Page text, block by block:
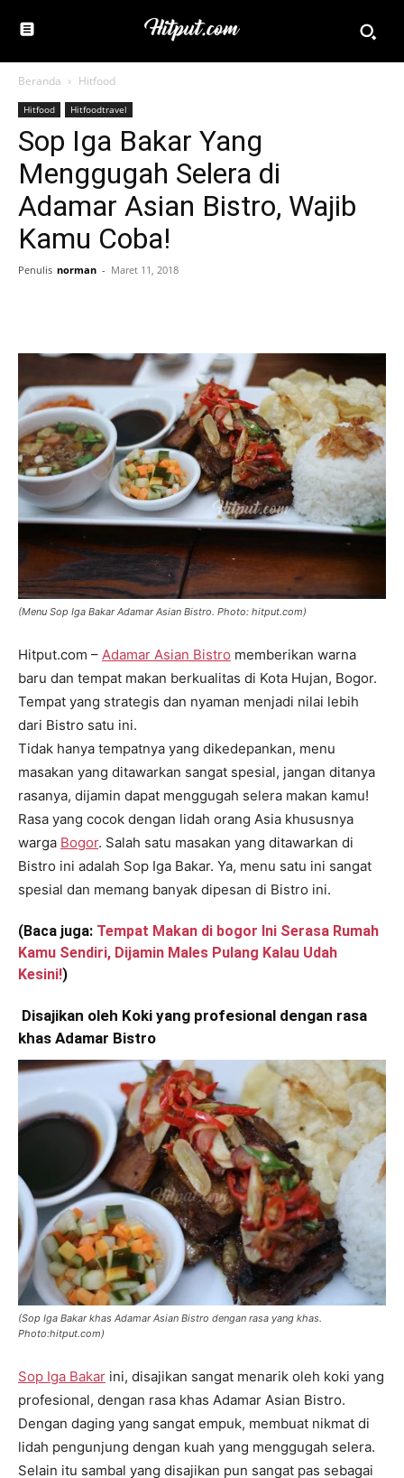
Beranda Hitfood
Hitfood Hitfoodtravel
Sop Iga Bakar Yang
Menggugah Selera di
Adamar Asian Bistro, Wajib
Kamu Coba!
Penulis norman - Maret 11, 2018
(Menu Sop Iga Bakar Adamar Asian Bistro. Photo: hitput.com)
Hitput.com – Adamar Asian Bistro memberikan warna
baru dan tempat makan berkualitas di Kota Hujan, Bogor.
Tempat yang strategis dan nyaman menjadi nilai lebih
dari Bistro satu ini.
Tidak hanya tempatnya yang dikedepankan, menu
masakan yang ditawarkan sangat spesial, jangan ditanya
rasanya, dijamin dapat menggugah selera makan kamu!
Rasa yang cocok dengan lidah orang Asia khususnya
warga Bogor. Salah satu masakan yang ditawarkan di
Bistro ini adalah Sop Iga Bakar. Ya, menu satu ini sangat
spesial dan memang banyak dipesan di Bistro ini.
(Baca juga: Tempat Makan di bogor Ini Serasa Rumah
Kamu Sendiri, Dijamin Males Pulang Kalau Udah
Kesini!)
Disajikan oleh Koki yang profesional dengan rasa
khas Adamar Bistro
(Sop Iga Bakar khas Adamar Asian Bistro dengan rasa yang khas.
Photo:hitput.com)
Sop Iga Bakar ini, disajikan sangat menarik oleh koki yang
profesional, dengan rasa khas Adamar Asian Bistro.
Dengan daging yang sangat empuk, membuat nikmat di
lidah pengunjung dengan kuah yang menggugah selera.
Selain itu sambal yang disajikan pun sangat pas sebagai